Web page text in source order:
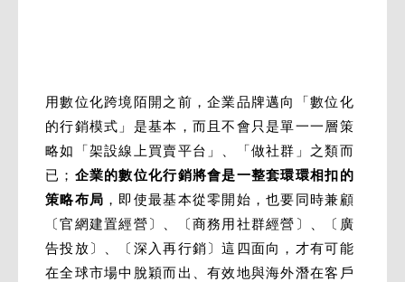
用數位化跨境陌開之前，企業品牌邁向「數位化
的行銷模式」是基本，而且不會只是單一一層策
略如「架設線上買賣平台」、「做社群」之類而
已； 企業的數位化行銷將會是一整套環環相扣的
策略布局 ，即使最基本從零開始，也要同時兼顧
〔官網建置經營〕、〔商務用社群經營〕、〔廣
告投放〕、〔深入再行銷〕這四面向，才有可能
在全球市場中脫穎而出、有效地與海外潛在客戶